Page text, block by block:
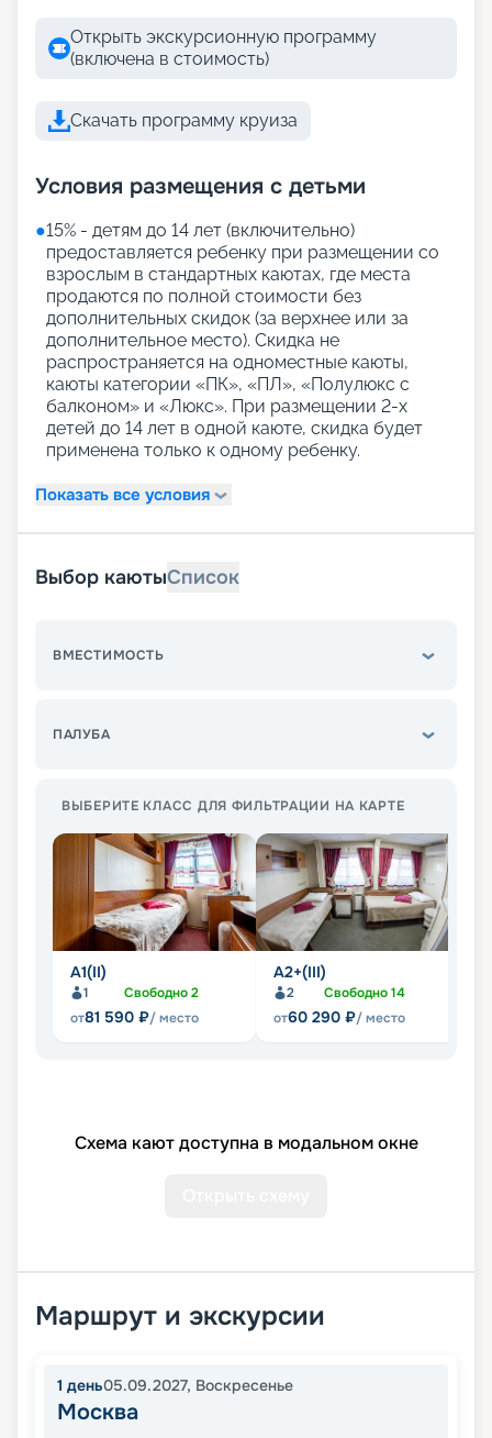
Открыть экскурсионную программу
(включена в стоимость)
Скачать программу круиза
Условия размещения с детьми
●15% - детям до 14 лет (включительно)
предоставляется ребенку при размещении со
взрослым в стандартных каютах, где места
продаются по полной стоимости без
дополнительных скидок (за верхнее или за
дополнительное место). Скидка не
распространяется на одноместные каюты,
каюты категории «ПК», «ПЛ», «Полулюкс с
балконом» и «Люкс». При размещении 2-х
детей до 14 лет в одной каюте, скидка будет
применена только к одному ребенку.
Показать все условия
Выбор каютыСписок
ВМЕСТИМОСТЬ
ПАЛУБА
ВЫБЕРИТЕ КЛАСС ДЛЯ ФИЛЬТРАЦИИ НА КАРТЕ
А1(II)
1 Свободно2
от81 590 ₽/ место
А2+(III)
2 Свободно14
от60 290 ₽/ место
Схема кают доступна в модальном окне
Маршрут и экскурсии
1 день05.09.2027, Воскресенье
Москва